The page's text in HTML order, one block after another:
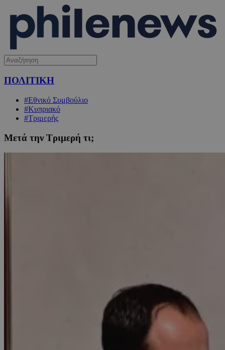
ΠΟΛΙΤΙΚΗ
#Εθνικό Συμβούλιο
#Κυπριακό
#Τριμερής
Μετά την Τριμερή τι;